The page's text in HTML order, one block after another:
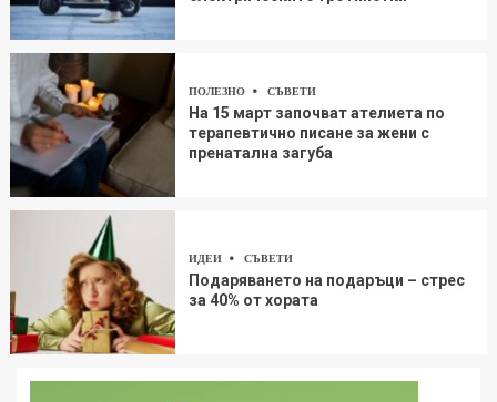
ПОЛЕЗНО СЪВЕТИ
На 15 март започват ателиета по
терапевтично писане за жени с
пренатална загуба
ИДЕИ СЪВЕТИ
Подаряването на подаръци – стрес
за 40% от хората